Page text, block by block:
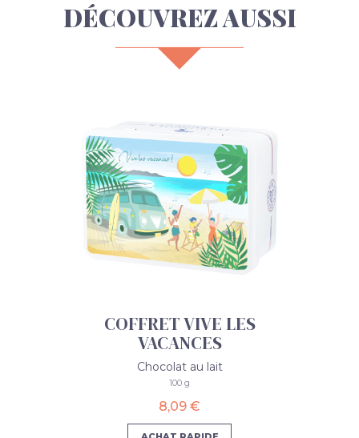
DÉCOUVREZ AUSSI
COFFRET VIVE LES
VACANCES
Chocolat au lait
100 g
8,09 €